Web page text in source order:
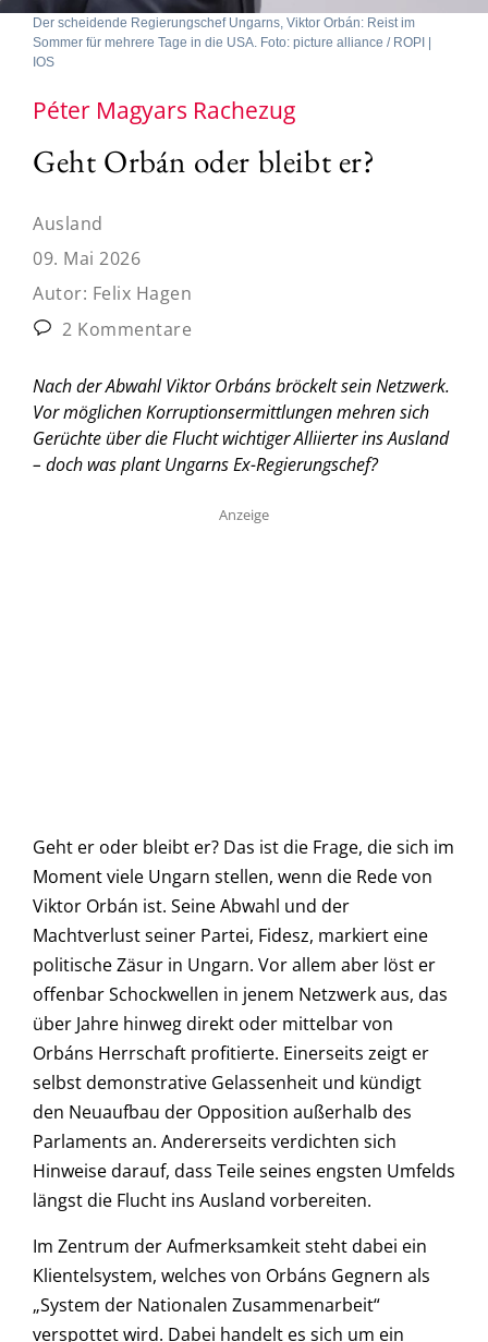
Der scheidende Regierungschef Ungarns, Viktor Orbán: Reist im
Sommer für mehrere Tage in die USA. Foto: picture alliance / ROPI |
IOS
Péter Magyars Rachezug
Geht Orbán oder bleibt er?
Ausland
09. Mai 2026
Autor: Felix Hagen
2 Kommentare
Nach der Abwahl Viktor Orbáns bröckelt sein Netzwerk.
Vor möglichen Korruptionsermittlungen mehren sich
Gerüchte über die Flucht wichtiger Alliierter ins Ausland
– doch was plant Ungarns Ex-Regierungschef?
Anzeige
Geht er oder bleibt er? Das ist die Frage, die sich im
Moment viele Ungarn stellen, wenn die Rede von
Viktor Orbán ist. Seine Abwahl und der
Machtverlust seiner Partei, Fidesz, markiert eine
politische Zäsur in Ungarn. Vor allem aber löst er
offenbar Schockwellen in jenem Netzwerk aus, das
über Jahre hinweg direkt oder mittelbar von
Orbáns Herrschaft profitierte. Einerseits zeigt er
selbst demonstrative Gelassenheit und kündigt
den Neuaufbau der Opposition außerhalb des
Parlaments an. Andererseits verdichten sich
Hinweise darauf, dass Teile seines engsten Umfelds
längst die Flucht ins Ausland vorbereiten.
Im Zentrum der Aufmerksamkeit steht dabei ein
Klientelsystem, welches von Orbáns Gegnern als
„System der Nationalen Zusammenarbeit“
verspottet wird. Dabei handelt es sich um ein